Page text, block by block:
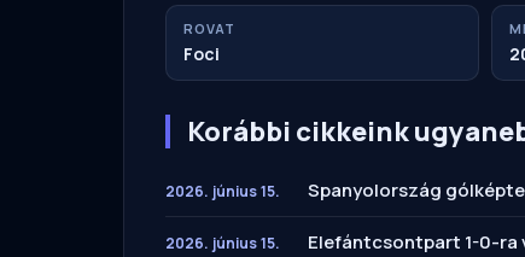
ROVAT
Foci
Korábbi cikkeink
2026. június 15. Spanyolország
2026. június 15. Elefántcsontpart 1-0-ra